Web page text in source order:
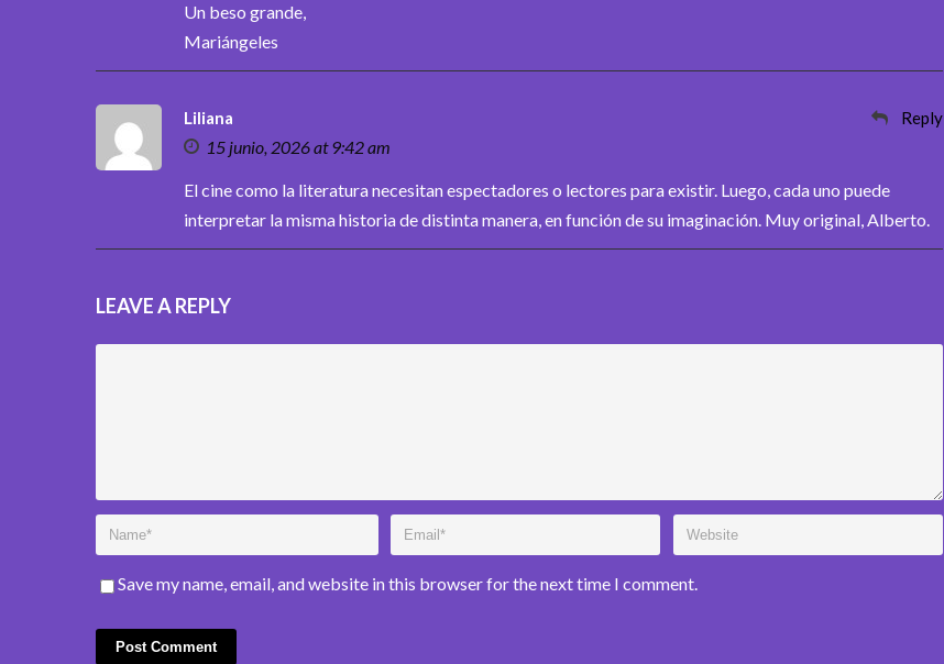
Un beso grande,
Mariángeles
Liliana
15 junio, 2026 at 9:42 am
Reply
El cine como la literatura necesitan espectadores o lectores para existir. Luego, cada uno puede
interpretar la misma historia de distinta manera, en función de su imaginación. Muy original, Alberto.
LEAVE A REPLY
Save my name, email, and website in this browser for the next time I comment.